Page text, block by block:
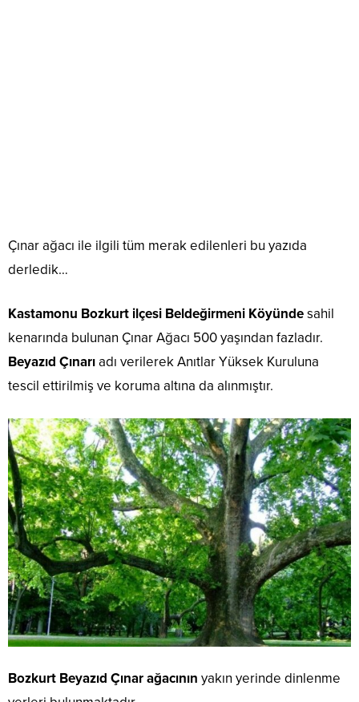
Çınar ağacı ile ilgili tüm merak edilenleri bu yazıda
derledik…
Kastamonu Bozkurt ilçesi Beldeğirmeni Köyündesahil
kenarında bulunan Çınar Ağacı 500 yaşından fazladır.
Beyazıd Çınarıadı verilerek Anıtlar Yüksek Kuruluna
tescil ettirilmiş ve koruma altına da alınmıştır.
Bozkurt Beyazıd Çınar ağacının yakın yerinde dinlenme